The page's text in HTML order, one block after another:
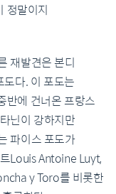
정말이지
재발견은 본디
다. 이 포도는
반에 건너온 프랑스
닌이 강하지만
파이스 포도가
Louis Antoine Luyt,
y Toro를 비롯한